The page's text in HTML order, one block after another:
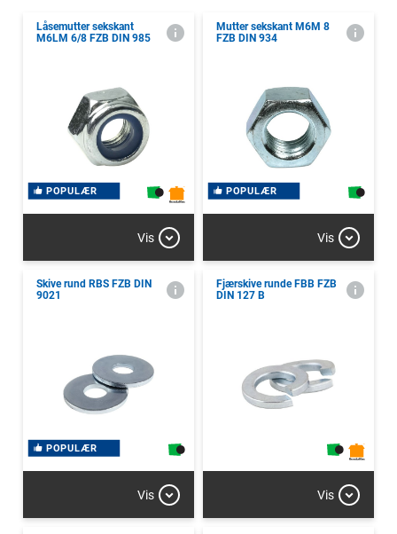
Låsemutter sekskant
M6LM 6/8 FZB DIN 985
POPULÆR
Vis
Mutter sekskant M6M 8
FZB DIN 934
POPULÆR
Vis
Skive rund RBS FZB DIN
9021
POPULÆR
Vis
Fjærskive runde FBB FZB
DIN 127 B
Vis